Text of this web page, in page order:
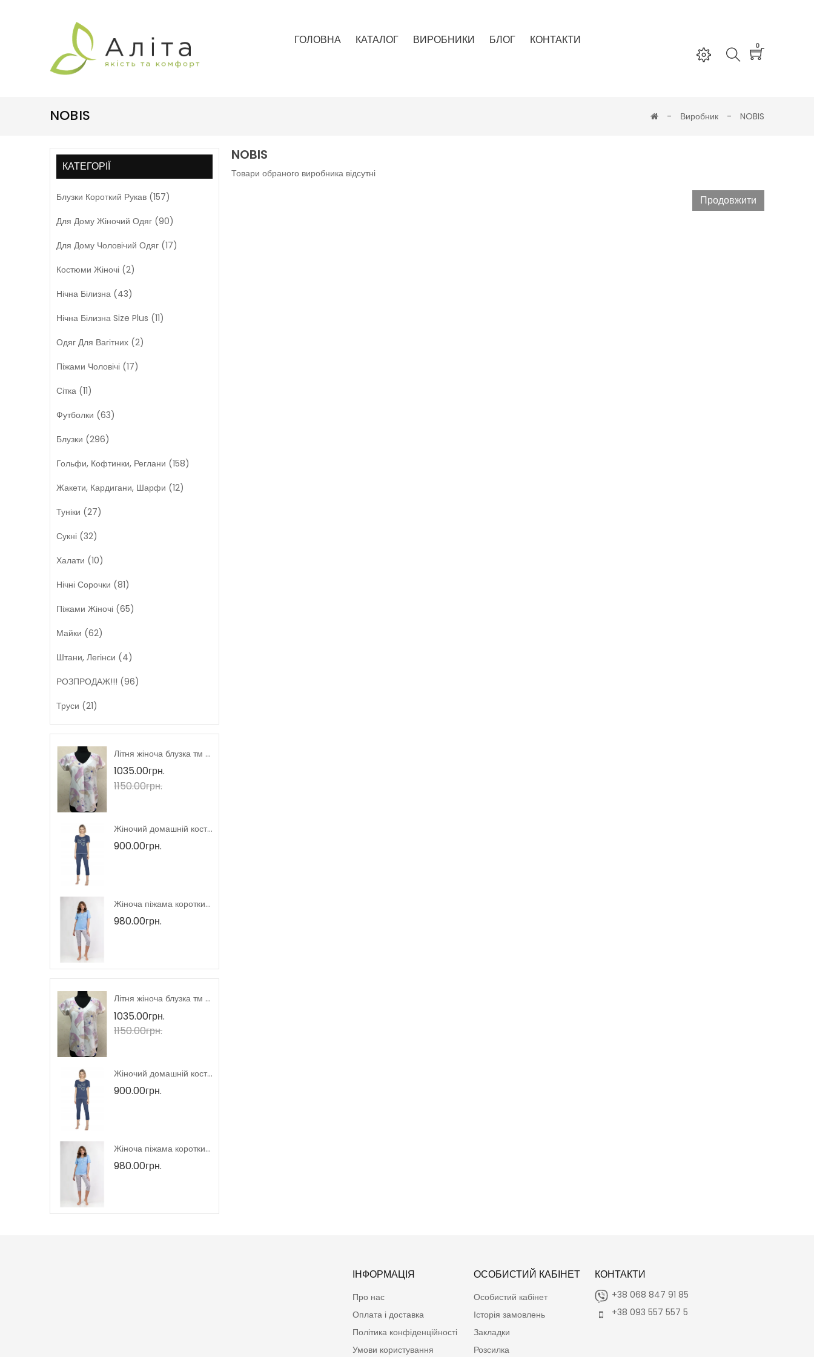
ГОЛОВНА КАТАЛОГ ВИРОБНИКИ БЛОГ КОНТАКТИ 0
NOBIS Виробник NOBIS
КАТЕГОРІЇ
Блузки Короткий Рукав (157)
Для Дому Жіночий Одяг (90)
Для Дому Чоловічий Одяг (17)
Костюми Жіночі (2)
Нічна Білизна (43)
Нічна Білизна Size Plus (11)
Одяг Для Вагітних (2)
Піжами Чоловічі (17)
Сітка (11)
Футболки (63)
Блузки (296)
Гольфи, Кофтинки, Реглани (158)
Жакети, Кардигани, Шарфи (12)
Туніки (27)
Сукні (32)
Халати (10)
Нічні Сорочки (81)
Піжами Жіночі (65)
Майки (62)
Штани, Легінси (4)
РОЗПРОДАЖ!!! (96)
Труси (21)
Літня жіноча блузка тм M.Hajdan, Польща
1035.00грн.
1150.00грн.
Жіночий домашній костюм короткий рукав тмRegina, Польща
900.00грн.
Жіноча піжама короткий рукав тмRegina, Польща
980.00грн.
Літня жіноча блузка тм M.Hajdan, Польща
1035.00грн.
1150.00грн.
Жіночий домашній костюм короткий рукав тмRegina, Польща
900.00грн.
Жіноча піжама короткий рукав тмRegina, Польща
980.00грн.
NOBIS
Товари обраного виробника відсутні
Продовжити
ІНФОРМАЦІЯ
Про нас
Оплата і доставка
Політика конфіденційності
Умови користування
ОСОБИСТИЙ КАБІНЕТ
Особистий кабінет
Історія замовлень
Закладки
Розсилка
КОНТАКТИ
+38 068 847 91 85
+38 093 557 557 5